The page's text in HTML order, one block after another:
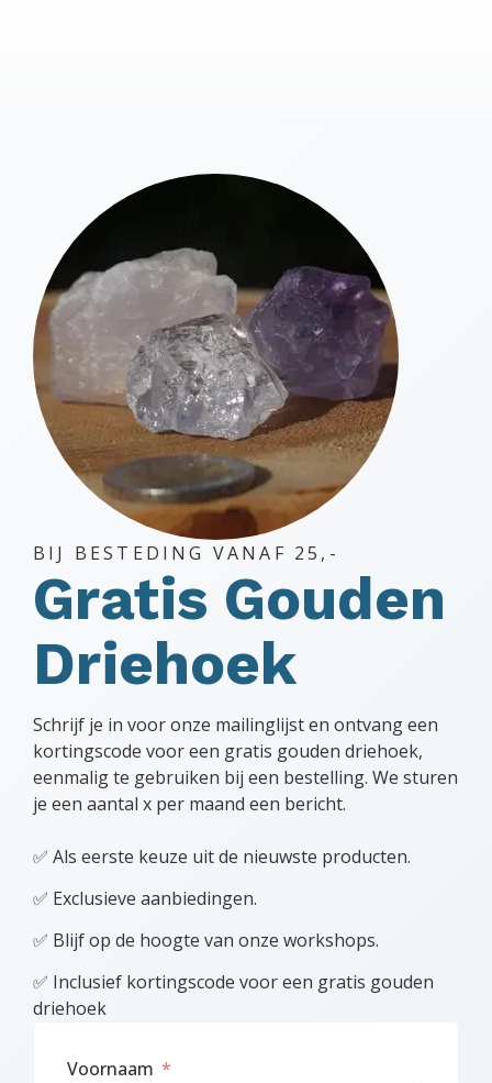
BIJ BESTEDING VANAF 25,-
Gratis Gouden
Driehoek
Schrijf je in voor onze mailinglijst en ontvang een
kortingscode voor een gratis gouden driehoek,
eenmalig te gebruiken bij een bestelling. We sturen
je een aantal x per maand een bericht.
✅ Als eerste keuze uit de nieuwste producten.
✅ Exclusieve aanbiedingen.
✅ Blijf op de hoogte van onze workshops.
✅ Inclusief kortingscode voor een gratis gouden
driehoek
Voornaam